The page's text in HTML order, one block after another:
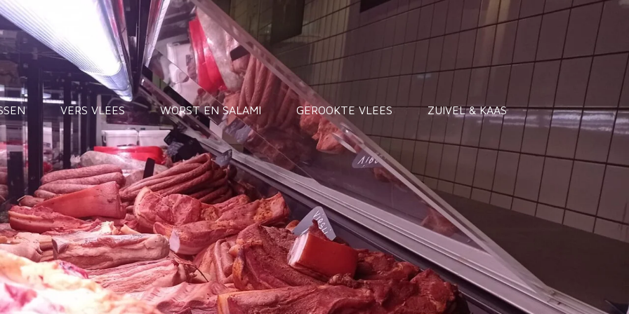
VERS VLEES WORST EN SALAMI GEROOKTE VLEES ZUIVEL & KAAS